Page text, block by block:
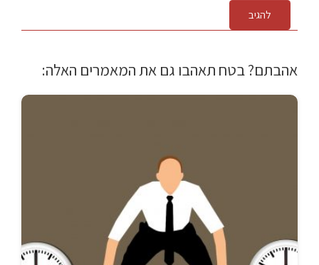
להגיב
אהבתם? בטח תאהבו גם את המאמרים האלה: